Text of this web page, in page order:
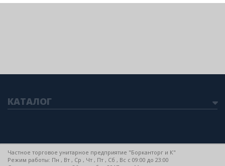
КАТАЛОГ
Частное торговое унитарное предприятие "Борканторг и К"
Режим работы: Пн , Вт , Ср , Чт , Пт , Сб , Вс c 09:00 до 23:00